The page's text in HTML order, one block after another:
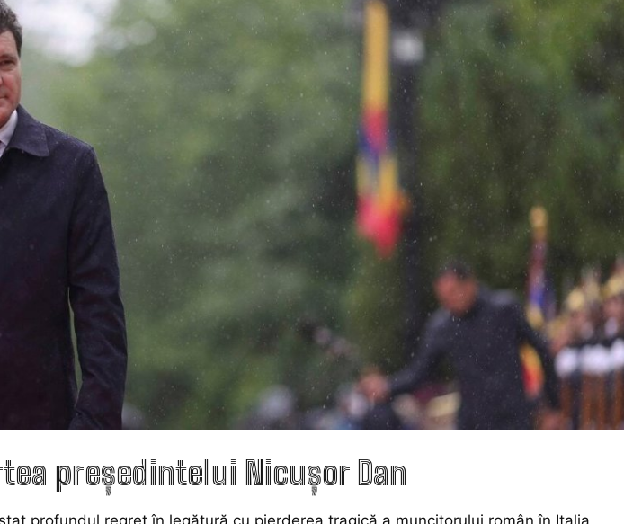
președintelui Nicușor Dan
profundul regret în legătură cu pierderea tragică a muncitorului român în Italia,